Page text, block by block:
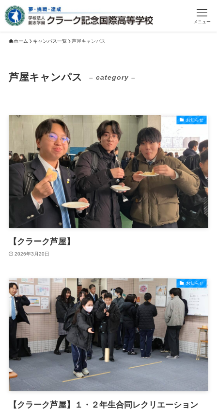
メニュー
ホーム キャンパス一覧 芦屋キャンパス
芦屋キャンパス – category –
お知らせ
【クラーク芦屋】
2026年3月20日
お知らせ
【クラーク芦屋】１・２年生合同レクリエーション